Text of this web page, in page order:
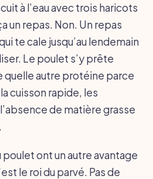
à l’eau avec trois haricots
un repas. Non. Un repas
te cale jusqu’au lendemain
Le poulet s’y prête
quelle autre protéine parce
cuisson rapide, les
de matière grasse
ont un autre avantage
le roi du parvé. Pas de